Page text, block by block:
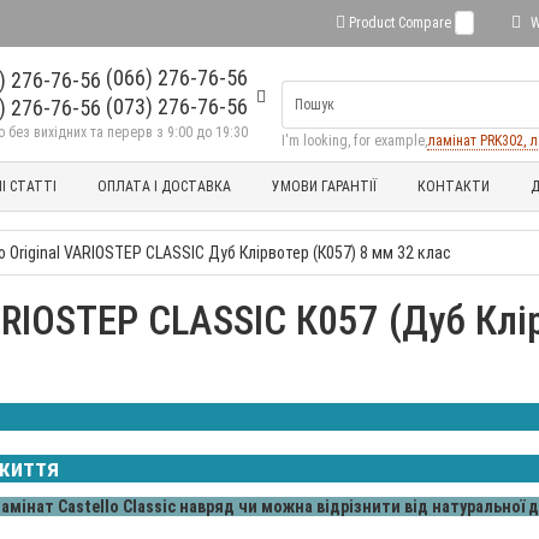
Product Compare
(066) 276-76-56
(073) 276-76-56
вихідних та перерв з 9:00 до 19:30 I'm looking, for example, ламінат PRK302,
СТАТТІ ОПЛАТА І ДОСТАВКА УМОВИ ГАРАНТІЇ КОНТАКТИ
Original VARIOSTEP CLASSIC Дуб Клірвотер (К057) 8 мм 32 клас
CLASSIC К057 (Дуб
Castello Classic навряд чи можна відрізнити від натуральної